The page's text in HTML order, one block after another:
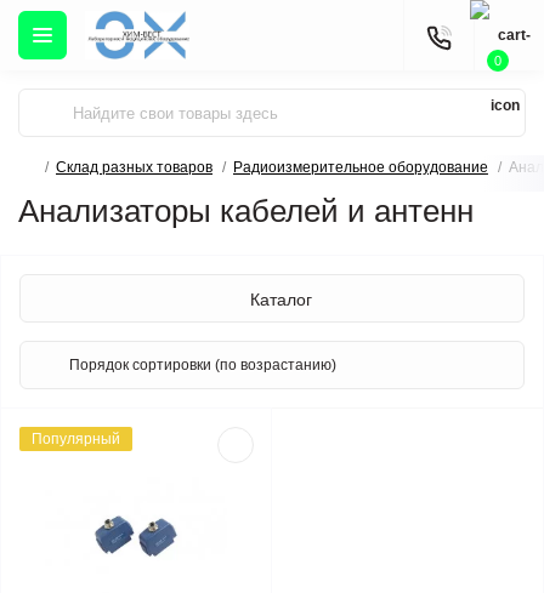
0
Склад разных товаров Радиоизмерительное оборудование
Анализаторы кабелей и антенн
Каталог
Популярный